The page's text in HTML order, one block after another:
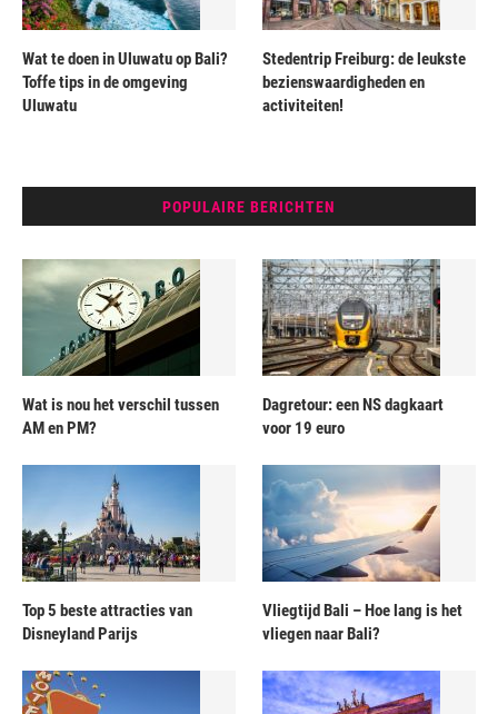
Wat te doen in Uluwatu op Bali?
Toffe tips in de omgeving
Uluwatu
Stedentrip Freiburg: de leukste
bezienswaardigheden en
activiteiten!
POPULAIRE BERICHTEN
Wat is nou het verschil tussen
AM en PM?
Dagretour: een NS dagkaart
voor 19 euro
Top 5 beste attracties van
Disneyland Parijs
Vliegtijd Bali – Hoe lang is het
vliegen naar Bali?